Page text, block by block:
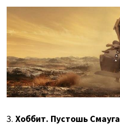
3.Хоббит. Пустошь Смауга